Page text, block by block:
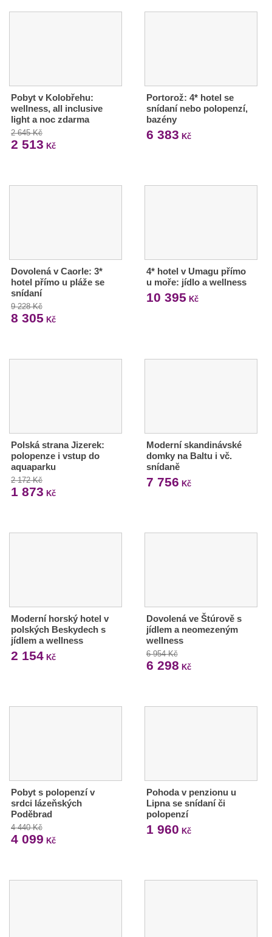
Pobyt v Kolobřehu:
wellness, all inclusive
light a noc zdarma
2 645 Kč
2 513 Kč
Portorož: 4* hotel se
snídaní nebo polopenzí,
bazény
6 383 Kč
Dovolená v Caorle: 3*
hotel přímo u pláže se
snídaní
9 228 Kč
8 305 Kč
4* hotel v Umagu přímo
u moře: jídlo a wellness
10 395 Kč
Polská strana Jizerek:
polopenze i vstup do
aquaparku
2 172 Kč
1 873 Kč
Moderní skandinávské
domky na Baltu i vč.
snídaně
7 756 Kč
Moderní horský hotel v
polských Beskydech s
jídlem a wellness
2 154 Kč
Dovolená ve Štúrově s
jídlem a neomezeným
wellness
6 954 Kč
6 298 Kč
Pobyt s polopenzí v
srdci lázeňských
Poděbrad
4 440 Kč
4 099 Kč
Pohoda v penzionu u
Lipna se snídaní či
polopenzí
1 960 Kč